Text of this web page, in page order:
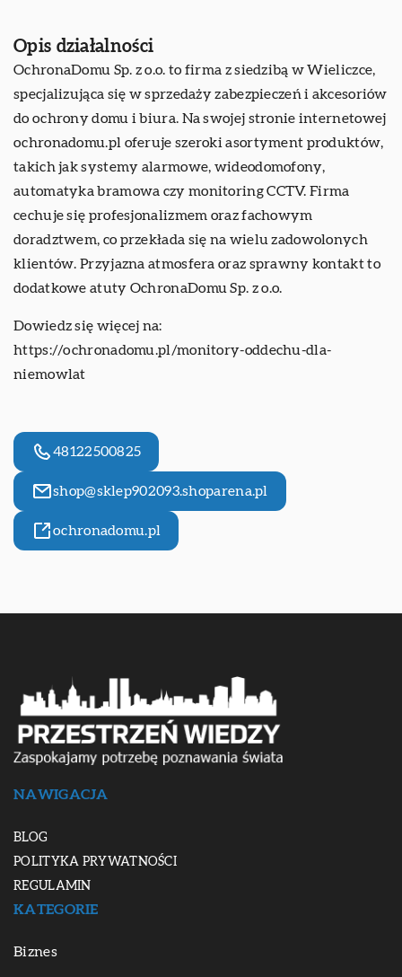
Opis działalności
OchronaDomu Sp. z o.o. to firma z siedzibą w Wieliczce,
specjalizująca się w sprzedaży zabezpieczeń i akcesoriów
do ochrony domu i biura. Na swojej stronie internetowej
ochronadomu.pl oferuje szeroki asortyment produktów,
takich jak systemy alarmowe, wideodomofony,
automatyka bramowa czy monitoring CCTV. Firma
cechuje się profesjonalizmem oraz fachowym
doradztwem, co przekłada się na wielu zadowolonych
klientów. Przyjazna atmosfera oraz sprawny kontakt to
dodatkowe atuty OchronaDomu Sp. z o.o.
Dowiedz się więcej na:
https://ochronadomu.pl/monitory-oddechu-dla-
niemowlat
48122500825
shop@sklep902093.shoparena.pl
ochronadomu.pl
NAWIGACJA
BLOG
POLITYKA PRYWATNOŚCI
REGULAMIN
KATEGORIE
Biznes